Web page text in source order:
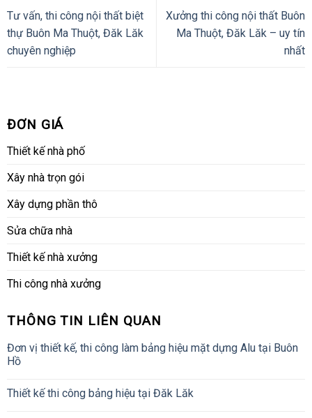
ĐƠN GIÁ
Thiết kế nhà phố
Xây nhà trọn gói
Xây dựng phần thô
Sửa chữa nhà
Thiết kế nhà xưởng
Thi công nhà xưởng
THÔNG TIN LIÊN QUAN
Đơn vị thiết kế, thi công làm bảng hiệu mặt dựng Alu tại Buôn
Hồ
Thiết kế thi công bảng hiệu tại Đăk Lăk
Tư vấn, thi công nội thất biệt
thự Buôn Ma Thuột, Đăk Lăk
chuyên nghiệp
Xưởng thi công nội thất Buôn
Ma Thuột, Đăk Lăk – uy tín
nhất